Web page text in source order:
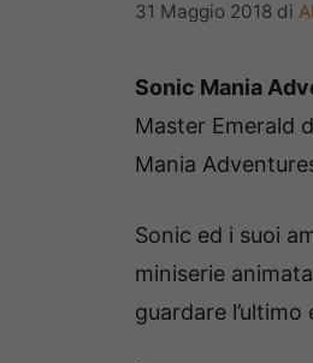
31 Maggio 2018 di
Sonic Mania
Master Emerald
Mania
Sonic ed i suoi
miniserie
guardare